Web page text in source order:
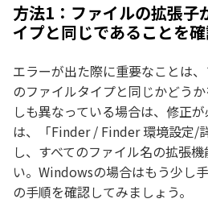
方法1：ファイルの拡張子
イプと同じであることを
エラーが出た際に重要なことは
のファイルタイプと同じかどう
しも異なっている場合は、修正
は、「Finder / Finder 環境設定/
し、すべてのファイル名の拡張
い。Windowsの場合はもう少し
の手順を確認してみましょう。